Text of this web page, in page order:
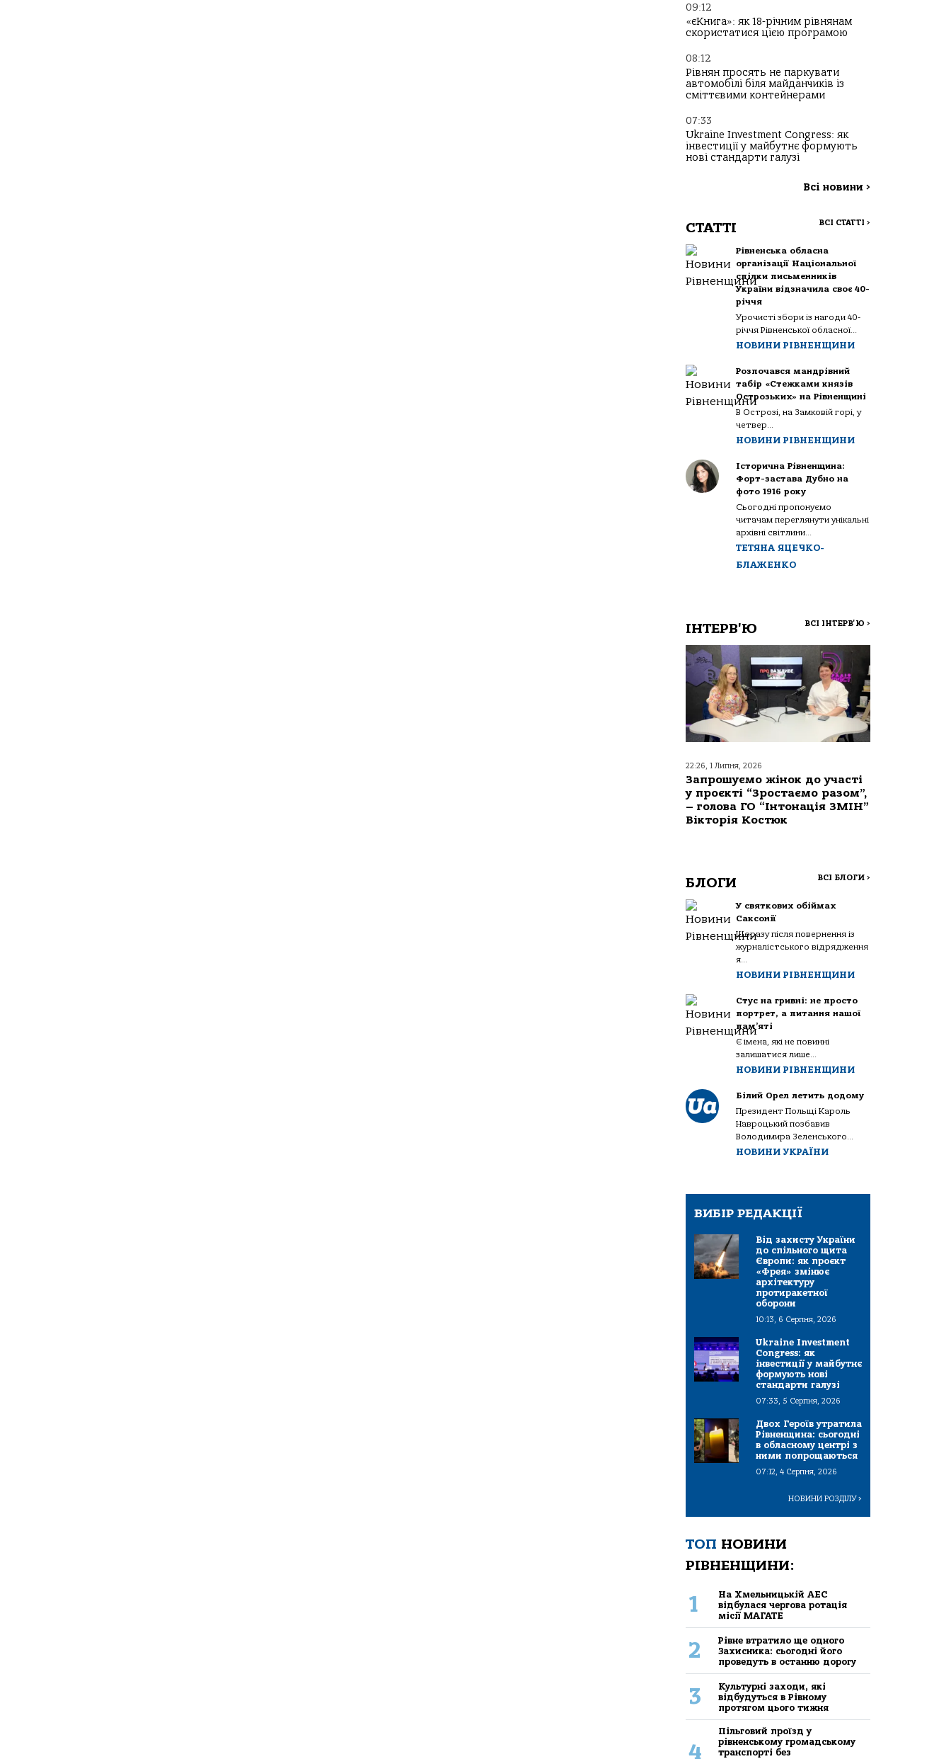
09:12
«єКнига»: як 18-річним рівнянам
скористатися цією програмою
08:12
Рівнян просять не паркувати
автомобілі біля майданчиків із
сміттєвими контейнерами
07:33
Ukraine Investment Congress: як
інвестиції у майбутнє формують
нові стандарти галузі
Всі новини >
СТАТТІ ВСІ СТАТТІ >
Рівненська обласна
організації Національної
спілки письменників
України відзначила своє 40-
річчя
Урочисті збори із нагоди 40-
річчя Рівненської обласної...
НОВИНИ РІВНЕНЩИНИ
Розпочався мандрівний
табір «Стежками князів
Острозьких» на Рівненщині
В Острозі, на Замковій горі, у
четвер...
НОВИНИ РІВНЕНЩИНИ
Історична Рівненщина:
Форт-застава Дубно на
фото 1916 року
Сьогодні пропонуємо
читачам переглянути унікальні
архівні світлини...
ТЕТЯНА ЯЦЕЧКО-
БЛАЖЕНКО
ІНТЕРВ'Ю ВСІ ІНТЕРВ'Ю >
22:26, 1 Липня, 2026
Запрошуємо жінок до участі
у проєкті “Зростаємо разом”,
– голова ГО “Інтонація ЗМІН”
Вікторія Костюк
БЛОГИ ВСІ БЛОГИ >
У святкових обіймах
Саксонії
Щоразу після повернення із
журналістського відрядження
я...
НОВИНИ РІВНЕНЩИНИ
Стус на гривні: не просто
портрет, а питання нашої
пам’яті
Є імена, які не повинні
залишатися лише...
НОВИНИ РІВНЕНЩИНИ
Білий Орел летить додому
Президент Польщі Кароль
Навроцький позбавив
Володимира Зеленського...
НОВИНИ УКРАЇНИ
ВИБІР РЕДАКЦІЇ
Від захисту України
до спільного щита
Європи: як проєкт
«Фрея» змінює
архітектуру
протиракетної
оборони
10:13, 6 Серпня, 2026
Ukraine Investment
Congress: як
інвестиції у майбутнє
формують нові
стандарти галузі
07:33, 5 Серпня, 2026
Двох Героїв утратила
Рівненщина: сьогодні
в обласному центрі з
ними попрощаються
07:12, 4 Серпня, 2026
НОВИНИ РОЗДІЛУ>
ТОП НОВИНИ
РІВНЕНЩИНИ:
1
На Хмельницькій АЕС
відбулася чергова ротація
місії МАГАТЕ
2
Рівне втратило ще одного
Захисника: сьогодні його
проведуть в останню дорогу
3
Культурні заходи, які
відбудуться в Рівному
протягом цього тижня
4
Пільговий проїзд у
рівненському громадському
транспорті без